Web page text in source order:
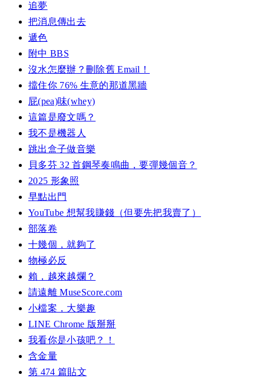
追夢
把消息傳出去
遞色
附中 BBS
沒水怎麼辦？刪除舊 Email！
擋住你 76% 生意的那道黑牆
屁(pea)味(whey)
這篇是廢文嗎？
我不是機器人
跳出盒子做音樂
貝多芬 32 首鋼琴奏鳴曲，要彈幾個音？
2025 形象照
早點出門
YouTube 想幫我賺錢（但要先把我賣了）
部落卷
十幾個，就夠了
物極必反
賴，越來越爛？
請遠離 MuseScore.com
小檔案，大樂趣
LINE Chrome 版掰掰
我看你是小孩吧？！
含金量
第 474 篇貼文